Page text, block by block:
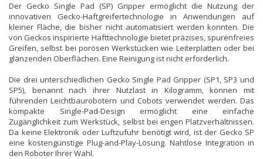
Der Gecko Single Pad (SP) Gripper ermöglicht die Nutzung der
innovativen Gecko-Haftgreifertechnologie in Anwendungen auf
kleiner Fläche, die bisher nicht automatisiert werden konnten. Die
von Geckos inspirierte Hafttechnologie bietet präzises, spurenfreies
Greifen, selbst bei porösen Werkstücken wie Leiterplatten oder bei
glänzenden Oberflächen. Eine Reinigung ist nicht erforderlich.
Die drei unterschiedlichen Gecko Single Pad Gripper (SP1, SP3 und
SP5), benannt nach ihrer Nutzlast in Kilogramm, können mit
führenden Leichtbaurobotern und Cobots verwendet werden. Das
kompakte Single-Pad-Design ermöglicht eine einfache
Zugänglichkeit zum Werkstück, selbst bei engen Platzverhältnissen.
Da keine Elektronik oder Luftzufuhr benötigt wird, ist der Gecko SP
eine kostengünstige Plug-and-Play-Lösung. Nahtlose Integration in
den Roboter Ihrer Wahl.